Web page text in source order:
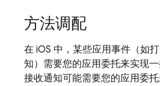
方法调配
在 iOS 中，某些应用事件（如
知）需要您的应用委托来实现
接收通知可能需要您的应用委